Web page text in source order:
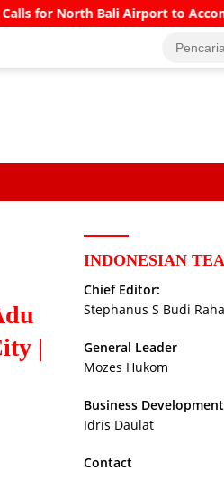
Bali Airport to Accommodate
|
INDONESIAN
Chief Editor:
Stephanus S Budi
General Leader
Mozes Hukom
Business
Idris Daulat
Contact